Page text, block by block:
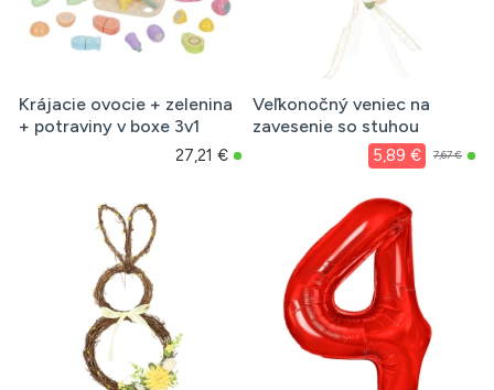
Krájacie ovocie + zelenina
+ potraviny v boxe 3v1
27,21 €
Veľkonočný veniec na
zavesenie so stuhou
5,89 € 7,67 €